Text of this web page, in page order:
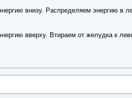
внизу. Распределяем энергию в
вверху. Втираем от желудка к